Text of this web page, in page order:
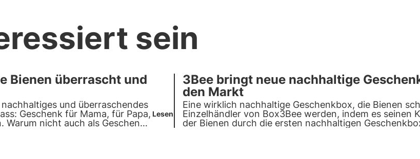
sein
Bienen überrascht und
und überraschendes
Geschenk für Mama, für Papa,
Warum nicht auch als Geschenk
Lesen
3Bee bringt neue nachhaltige
den Markt
Eine wirklich nachhaltige Geschenkbox, die Bienen
Einzelhändler von Box3Bee werden, indem es seinen
der Bienen durch die ersten nachhaltigen